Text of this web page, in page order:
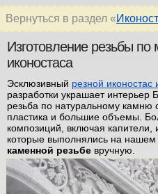
Вернуться в раздел «
Изготовление резьбы
иконостаса
Эсклюзивный резной
разработки украшает интерьер
резьба по натуральному камню
пластика и большие объемы.
композиций, включая
которые выполнялись на нашем
каменной резьбевручную.